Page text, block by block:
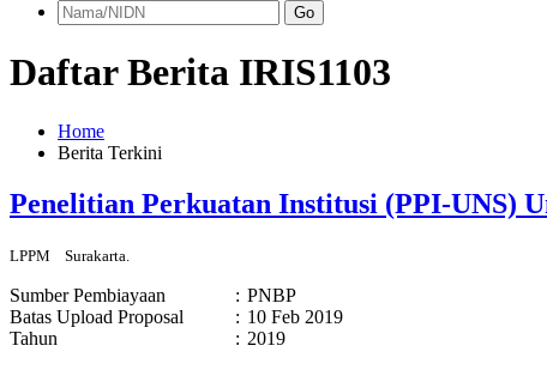
Go
Daftar Berita IRIS1103
Home
Berita Terkini
Penelitian Perkuatan Institusi (PPI-UNS)
LPPM Surakarta.
Sumber Pembiayaan : PNBP
Batas Upload Proposal
: 10 Feb 2019
Tahun
: 2019